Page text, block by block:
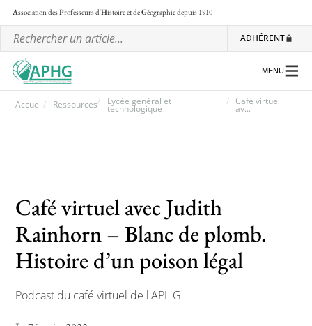
Association desProfesseurs d'Histoire et deGéographiedepuis 1910
ADHÉRENT
Les ateliers nationaux
Communiqués et motions
Lettre d’information de l’APHG
L’APHG dans la presse
MENU
Accueil Ressources Lycée général et
technologique
Café virtuel
av...
Café virtuel avec Judith
Rainhorn – Blanc de plomb.
Histoire d’un poison légal
Podcast du café virtuel de l'APHG